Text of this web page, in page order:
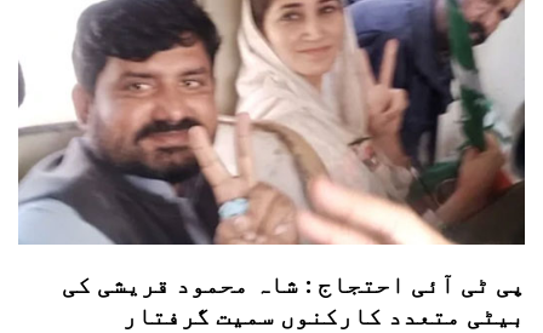
پی ٹی آئی احتجاج : شاہ محمود قریشی کی
بیٹی متعدد کارکنوں سمیت گرفتار